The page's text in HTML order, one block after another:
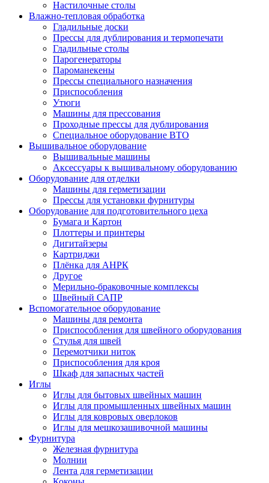
Настилочные столы
Влажно-тепловая обработка
Гладильные доски
Прессы для дублирования и термопечати
Гладильные столы
Парогенераторы
Пароманекены
Прессы специального назначения
Приспособления
Утюги
Машины для прессования
Проходные прессы для дублирования
Специальное оборудование ВТО
Вышивальное оборудование
Вышивальные машины
Аксессуары к вышивальному оборудованию
Оборудование для отделки
Машины для герметизации
Прессы для установки фурнитуры
Оборудование для подготовительного цеха
Бумага и Картон
Плоттеры и принтеры
Дигитайзеры
Картриджи
Плёнка для АНРК
Другое
Мерильно-браковочные комплексы
Швейный САПР
Вспомогательное оборудование
Машины для ремонта
Приспособления для швейного оборудования
Стулья для швей
Перемотчики ниток
Приспособления для кроя
Шкаф для запасных частей
Иглы
Иглы для бытовых швейных машин
Иглы для промышленных швейных машин
Иглы для ковровых оверлоков
Иглы для мешкозашивочной машины
Фурнитура
Железная фурнитура
Молнии
Лента для герметизации